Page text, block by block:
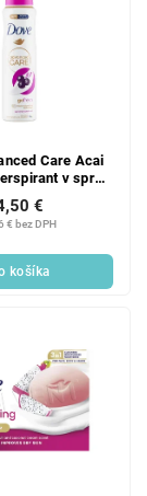
Care Acai
v spreji
€ bez DPH
€
košíka